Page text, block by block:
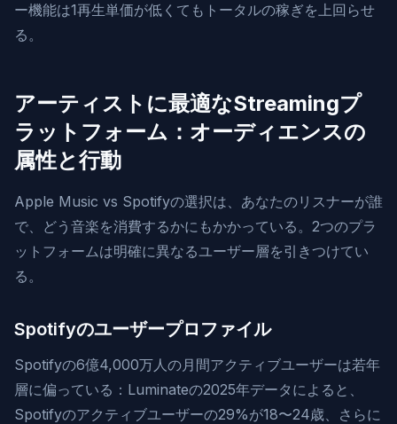
ー機能は1再生単価が低くてもトータルの稼ぎを上回らせ
る。
アーティストに最適なStreamingプ
ラットフォーム：オーディエンスの
属性と行動
Apple Music vs Spotifyの選択は、あなたのリスナーが誰
で、どう音楽を消費するかにもかかっている。2つのプラ
ットフォームは明確に異なるユーザー層を引きつけてい
る。
Spotifyのユーザープロファイル
Spotifyの6億4,000万人の月間アクティブユーザーは若年
層に偏っている：Luminateの2025年データによると、
Spotifyのアクティブユーザーの29%が18〜24歳、さらに